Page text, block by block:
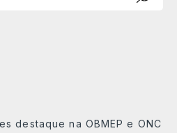
destaque na OBMEP e ONC